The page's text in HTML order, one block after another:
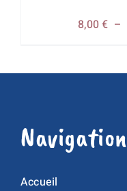
8,00€ –
Navigation
Accueil